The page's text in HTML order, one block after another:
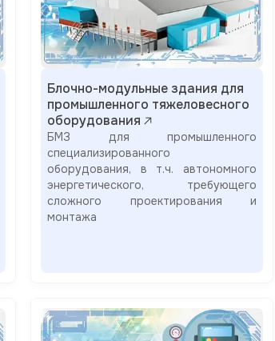
Блочно-модульные здания для
промышленного тяжеловесного
оборудования
БМЗ для промышленного
специализированного
оборудования, в т.ч. автономного
энергетического, требующего
сложного проектирования и
монтажа